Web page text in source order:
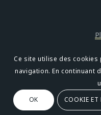
Oméni2, avenue
Ce site utilise des
navigation. En continuant
OK
COOKIE ET